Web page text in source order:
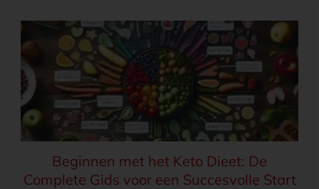
Beginnen met het Keto Dieet: De
Complete Gids voor een Succesvolle Start